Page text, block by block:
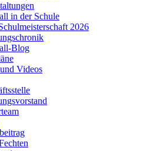
in der Schule
2026
Blog
Videos